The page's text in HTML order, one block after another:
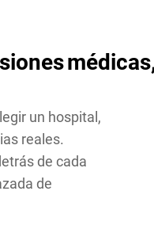
médicas
un hospital,
reales.
de cada
de